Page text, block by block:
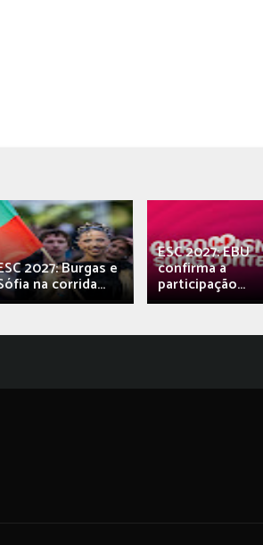
2027: Burgas e
na corrida...
ESC 2027: EBU
confirma a
participação...